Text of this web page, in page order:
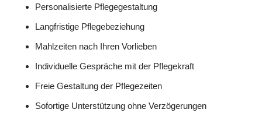
Personalisierte Pflegegestaltung
Langfristige Pflegebeziehung
Mahlzeiten nach Ihren Vorlieben
Individuelle Gespräche mit der Pflegekraft
Freie Gestaltung der Pflegezeiten
Sofortige Unterstützung ohne Verzögerungen